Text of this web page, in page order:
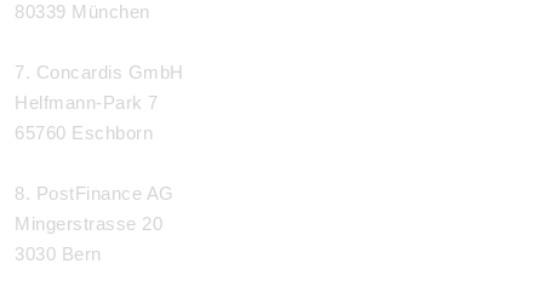
80339 München
7. Concardis GmbH
Helfmann-Park 7
65760 Eschborn
8. PostFinance AG
Mingerstrasse 20
3030 Bern